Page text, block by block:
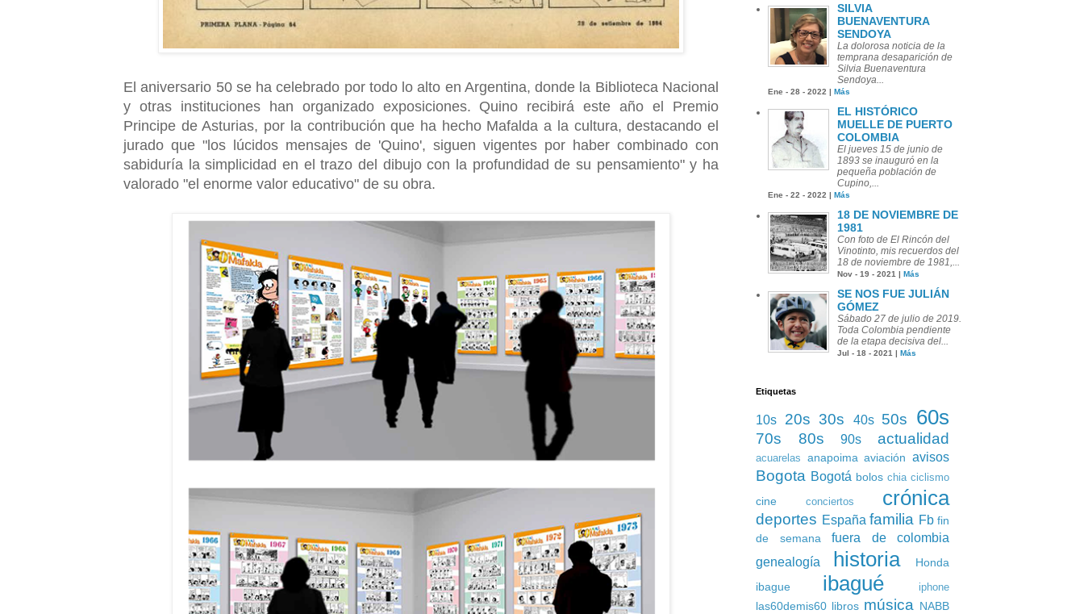
El aniversario 50 se ha celebrado por todo lo alto en Argentina, donde la Biblioteca Nacional
y otras instituciones han organizado exposiciones. Quino recibirá este año el Premio
Principe de Asturias, por la contribución que ha hecho Mafalda a la cultura, destacando el
jurado que "los lúcidos mensajes de 'Quino', siguen vigentes por haber combinado con
sabiduría la simplicidad en el trazo del dibujo con la profundidad de su pensamiento" y ha
valorado "el enorme valor educativo" de su obra.
SILVIA
BUENAVENTURA
SENDOYA
La dolorosa noticia de la
temprana desaparición de
Silvia Buenaventura
Sendoya...
Ene - 28 - 2022 | Más
EL HISTÓRICO
MUELLE DE PUERTO
COLOMBIA
El jueves 15 de junio de
1893 se inauguró en la
pequeña población de
Cupino,...
Ene - 22 - 2022 | Más
18 DE NOVIEMBRE DE
1981
Con foto de El Rincón del
Vinotinto, mis recuerdos del
18 de noviembre de 1981,...
Nov - 19 - 2021 | Más
SE NOS FUE JULIÁN
GÓMEZ
Sábado 27 de julio de 2019.
Toda Colombia pendiente
de la etapa decisiva del...
Jul - 18 - 2021 | Más
Etiquetas
10s 20s 30s 40s 50s 60s
70s 80s 90s actualidad
acuarelas anapoima aviación avisos
Bogota Bogotá bolos chia ciclismo
cine conciertos crónica
deportes España familia Fb fin
de semana
fuera de colombia
genealogía
historia
Honda
ibague
ibagué iphone
las60demis60 libros música NABB